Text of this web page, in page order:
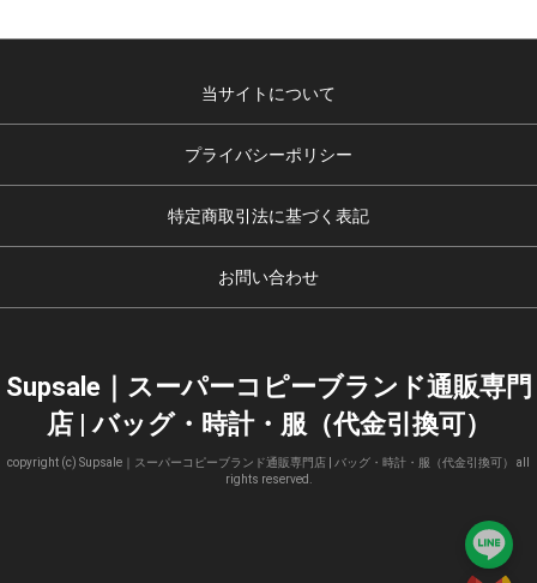
当サイトについて
プライバシーポリシー
特定商取引法に基づく表記
お問い合わせ
Supsale｜スーパーコピーブランド通販専門
店 | バッグ・時計・服（代金引換可）
copyright (c) Supsale｜スーパーコピーブランド通販専門店 | バッグ・時計・服（代金引換可） all
rights reserved.